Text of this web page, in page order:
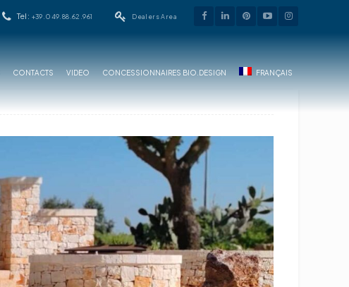
Tel: +39.049.88.62.961 Dealers Area
CONTACTS VIDEO CONCESSIONNAIRES BIO.DESIGN FRANÇAIS